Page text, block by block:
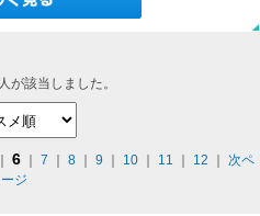
が該当しました。
6｜ 7 8｜ 9 10｜ 11 12
次ペ
ージ